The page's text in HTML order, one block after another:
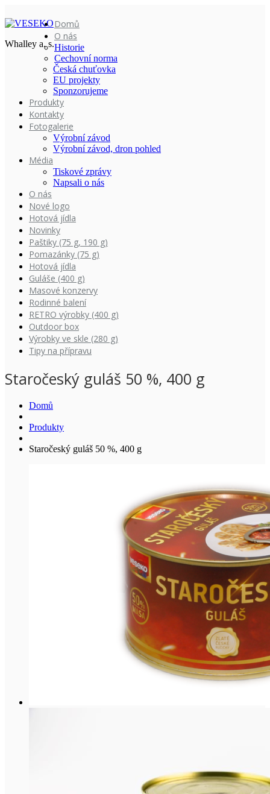
Whalley a. s.
Domů
O nás
Historie
Cechovní norma
Česká chuťovka
EU projekty
Sponzorujeme
Produkty
Kontakty
Fotogalerie
Výrobní závod
Výrobní závod, dron pohled
Média
Tiskové zprávy
Napsali o nás
O nás
Nové logo
Hotová jídla
Novinky
Paštiky (75 g, 190 g)
Pomazánky (75 g)
Hotová jídla
Guláše (400 g)
Masové konzervy
Rodinné balení
RETRO výrobky (400 g)
Outdoor box
Výrobky ve skle (280 g)
Tipy na přípravu
Staročeský guláš 50 %, 400 g
Domů
Produkty
Staročeský guláš 50 %, 400 g